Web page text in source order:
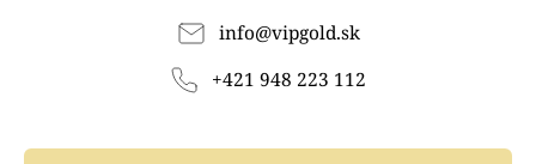
info@vipgold.sk
+421 948 223 112